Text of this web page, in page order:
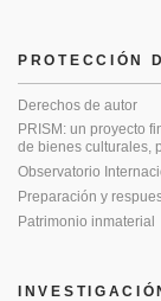
PROTECCIÓN
Derechos de autor
PRISM: un proyecto
de bienes culturales,
Observatorio
Preparación y
Patrimonio inmaterial